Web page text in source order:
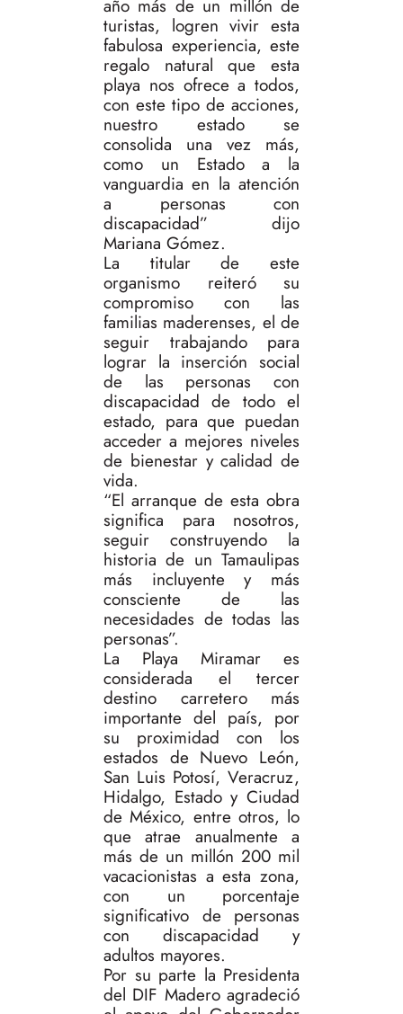
año más de un millón de
turistas, logren vivir esta
fabulosa experiencia, este
regalo natural que esta
playa nos ofrece a todos,
con este tipo de acciones,
nuestro estado se
consolida una vez más,
como un Estado a la
vanguardia en la atención
a personas con
discapacidad” dijo
Mariana Gómez.
La titular de este
organismo reiteró su
compromiso con las
familias maderenses, el de
seguir trabajando para
lograr la inserción social
de las personas con
discapacidad de todo el
estado, para que puedan
acceder a mejores niveles
de bienestar y calidad de
vida.
“El arranque de esta obra
significa para nosotros,
seguir construyendo la
historia de un Tamaulipas
más incluyente y más
consciente de las
necesidades de todas las
personas”.
La Playa Miramar es
considerada el tercer
destino carretero más
importante del país, por
su proximidad con los
estados de Nuevo León,
San Luis Potosí, Veracruz,
Hidalgo, Estado y Ciudad
de México, entre otros, lo
que atrae anualmente a
más de un millón 200 mil
vacacionistas a esta zona,
con un porcentaje
significativo de personas
con discapacidad y
adultos mayores.
Por su parte la Presidenta
del DIF Madero agradeció